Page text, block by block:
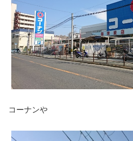
コーナンや